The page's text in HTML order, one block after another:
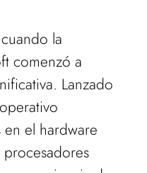
la
comenzó a
Lanzado
el hardware